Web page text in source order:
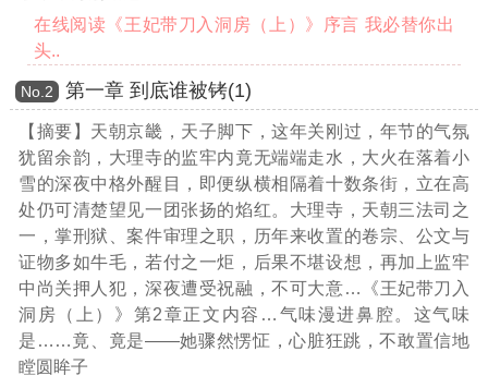
在线阅读《王妃带刀入洞房（上）》序言 我必替你出
头..
Νο.2 第一章 到底谁被铐(1)
【摘要】天朝京畿，天子脚下，这年关刚过，年节的气氛
犹留余韵，大理寺的监牢内竟无端端走水，大火在落着小
雪的深夜中格外醒目，即便纵横相隔着十数条街，立在高
处仍可清楚望见一团张扬的焰红。大理寺，天朝三法司之
一，掌刑狱、案件审理之职，历年来收置的卷宗、公文与
证物多如牛毛，若付之一炬，后果不堪设想，再加上监牢
中尚关押人犯，深夜遭受祝融，不可大意…《王妃带刀入
洞房（上）》第2章正文内容… 气味漫进鼻腔。这气味
是……竟、竟是——她骤然愣怔，心脏狂跳，不敢置信地
瞠圆眸子